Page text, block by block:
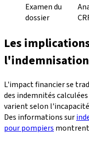
Examen du
dossier
Les
L'impact financier se
des indemnités
varient selon
Des informations sur
pour pompiers